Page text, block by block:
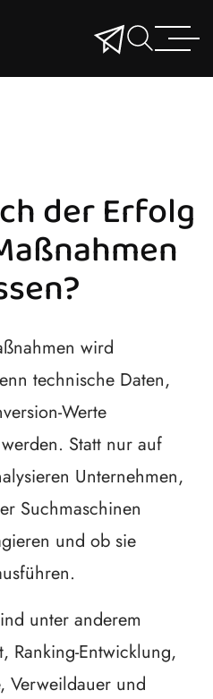
der Erfolg
wird
technische Daten,
Werte
Statt nur auf
Unternehmen,
Suchmaschinen
und ob sie
unter anderem
Ranking-Entwicklung,
Verweildauer und